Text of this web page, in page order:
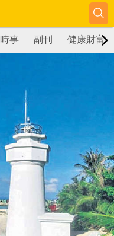
時事 副刊 健康財富